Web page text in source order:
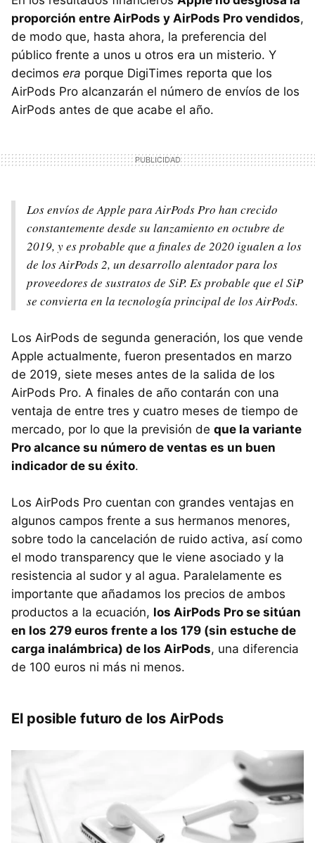
proporción entre AirPods y AirPods Pro vendidos,
de modo que, hasta ahora, la preferencia del
público frente a unos u otros era un misterio. Y
decimos era porque DigiTimes reporta que los
AirPods Pro alcanzarán el número de envíos de los
AirPods antes de que acabe el año.
Los envíos de Apple para AirPods Pro han crecido
constantemente desde su lanzamiento en octubre de
2019, y es probable que a finales de 2020 igualen a los
de los AirPods 2, un desarrollo alentador para los
proveedores de sustratos de SiP. Es probable que el SiP
se convierta en la tecnología principal de los AirPods.
Los AirPods de segunda generación, los que vende
Apple actualmente, fueron presentados en marzo
de 2019, siete meses antes de la salida de los
AirPods Pro. A finales de año contarán con una
ventaja de entre tres y cuatro meses de tiempo de
mercado, por lo que la previsión de que la variante
Pro alcance su número de ventas es un buen
indicador de su éxito.
Los AirPods Pro cuentan con grandes ventajas en
algunos campos frente a sus hermanos menores,
sobre todo la cancelación de ruido activa, así como
el modo transparency que le viene asociado y la
resistencia al sudor y al agua. Paralelamente es
importante que añadamos los precios de ambos
productos a la ecuación, los AirPods Pro se sitúan
en los 279 euros frente a los 179 (sin estuche de
carga inalámbrica) de los AirPods, una diferencia
de 100 euros ni más ni menos.
El posible futuro de los AirPods